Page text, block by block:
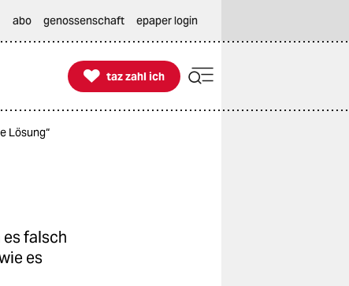
abo genossenschaft epaper login

taz zahl ich
taz zahl ich
Lösung“
falsch
es